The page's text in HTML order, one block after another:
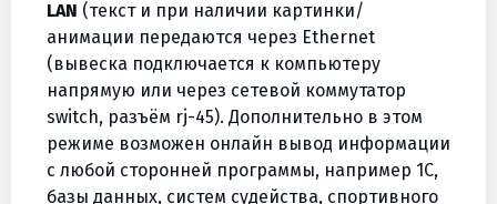
LAN (текст и при наличии картинки/
анимации передаются через Ethernet
(вывеска подключается к компьютеру
напрямую или через сетевой коммутатор
switch, разъём rj-45). Дополнительно в этом
режиме возможен онлайн вывод информации
с любой сторонней программы, например 1С,
базы данных, систем судейства, спортивного